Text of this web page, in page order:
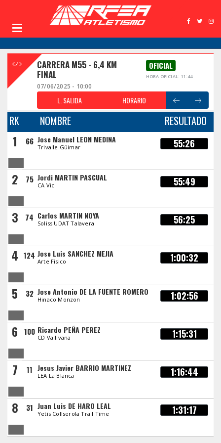
CARRERA M55 - 6,4 KM
FINAL
OFICIAL
HORA OFICIAL: 11:44
07/06/2025 - 10:00
L. SALIDA HORARIO
RK NOMBRE RESULTADO
1 66 Jose Manuel LEON MEDINA
Trivalle Güimar 55:26
2 75 Jordi MARTIN PASCUAL
CA Vic 55:49
3 74 Carlos MARTIN NOYA
Soliss UDAT Talavera 56:25
4 124 Jose Luis SANCHEZ MEJIA
Arte Fisico 1:00:32
5 32 Jose Antonio DE LA FUENTE ROMERO
Hinaco Monzon 1:02:56
6 100 Ricardo PEÑA PEREZ
CD Vallivana 1:15:31
7 11 Jesus Javier BARRIO MARTINEZ
LEA La Blanca 1:16:44
8 31 Juan Luis DE HARO LEAL
Yetis Collserola Trail Time 1:31:17